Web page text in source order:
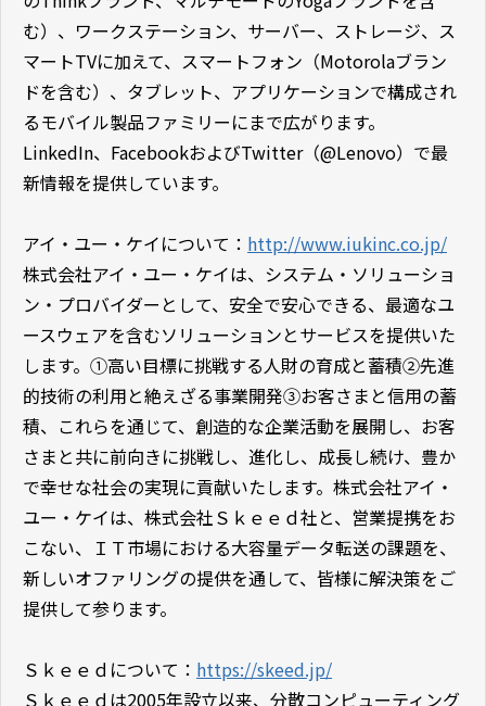
む）、ワークステーション、サーバー、ストレージ、ス
マートTVに加えて、スマートフォン（Motorolaブラン
ドを含む）、タブレット、アプリケーションで構成され
るモバイル製品ファミリーにまで広がります。
LinkedIn、FacebookおよびTwitter（@Lenovo）で最
新情報を提供しています。
アイ・ユー・ケイについて： http://www.iukinc.co.jp/
株式会社アイ・ユー・ケイは、システム・ソリューショ
ン・プロバイダーとして、安全で安心できる、最適なユ
ースウェアを含むソリューションとサービスを提供いた
します。①高い目標に挑戦する人財の育成と蓄積②先進
的技術の利用と絶えざる事業開発③お客さまと信用の蓄
積、これらを通じて、創造的な企業活動を展開し、お客
さまと共に前向きに挑戦し、進化し、成長し続け、豊か
で幸せな社会の実現に貢献いたします。株式会社アイ・
ユー・ケイは、株式会社Ｓｋｅｅｄ社と、営業提携をお
こない、ＩＴ市場における大容量データ転送の課題を、
新しいオファリングの提供を通して、皆様に解決策をご
提供して参ります。
Ｓｋｅｅｄについて： https://skeed.jp/
Ｓｋｅｅｄは2005年設立以来、分散コンピューティング